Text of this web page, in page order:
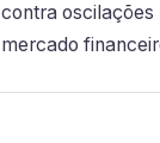
contra oscilações
mercado